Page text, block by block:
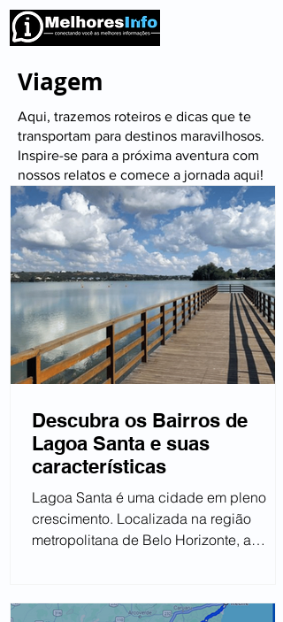
Viagem
Aqui, trazemos roteiros e dicas que te
transportam para destinos maravilhosos.
Inspire-se para a próxima aventura com
nossos relatos e comece a jornada aqui!
Descubra os Bairros de
Lagoa Santa e suas
características
Lagoa Santa é uma cidade em pleno
crescimento. Localizada na região
metropolitana de Belo Horizonte, a